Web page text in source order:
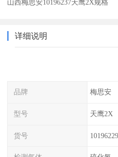
山西梅思安10196237天鹰2X规格
详细说明
品牌 梅思安
型号 天鹰2X
货号